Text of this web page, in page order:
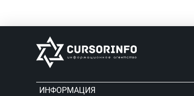
ИНФОРМАЦИЯ